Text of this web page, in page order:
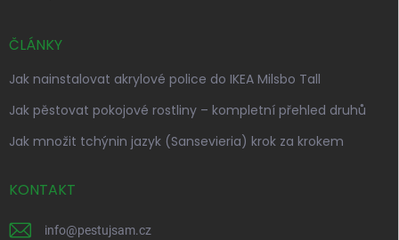
ČLÁNKY
Jak nainstalovat akrylové police do IKEA Milsbo Tall
Jak pěstovat pokojové rostliny – kompletní přehled druhů
Jak množit tchýnin jazyk (Sansevieria) krok za krokem
KONTAKT
info@pestujsam.cz